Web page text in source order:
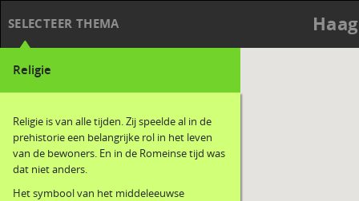
SELECTEER THEMA
Religie
Religie is van alle tijden. Zij speelde al in de
prehistorie een belangrijke rol in het leven
van de bewoners. En in de Romeinse tijd was
dat niet anders.
Het symbool van het middeleeuwse